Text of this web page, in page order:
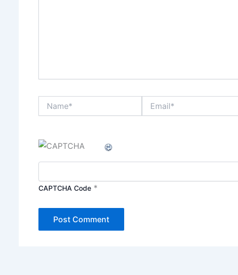
CAPTCHA Code *